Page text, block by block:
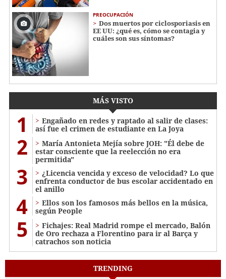
PREOCUPACIÓN
Dos muertos por ciclosporiasis en
EE UU: ¿qué es, cómo se contagia y
cuáles son sus síntomas?
MÁS VISTO
1
Engañado en redes y raptado al salir de clases:
así fue el crimen de estudiante en La Joya
2
María Antonieta Mejía sobre JOH: "Él debe de
estar consciente que la reelección no era
permitida"
3
¿Licencia vencida y exceso de velocidad? Lo que
enfrenta conductor de bus escolar accidentado en
el anillo
4
Ellos son los famosos más bellos en la música,
según People
5
Fichajes: Real Madrid rompe el mercado, Balón
de Oro rechaza a Florentino para ir al Barça y
catrachos son noticia
TRENDING